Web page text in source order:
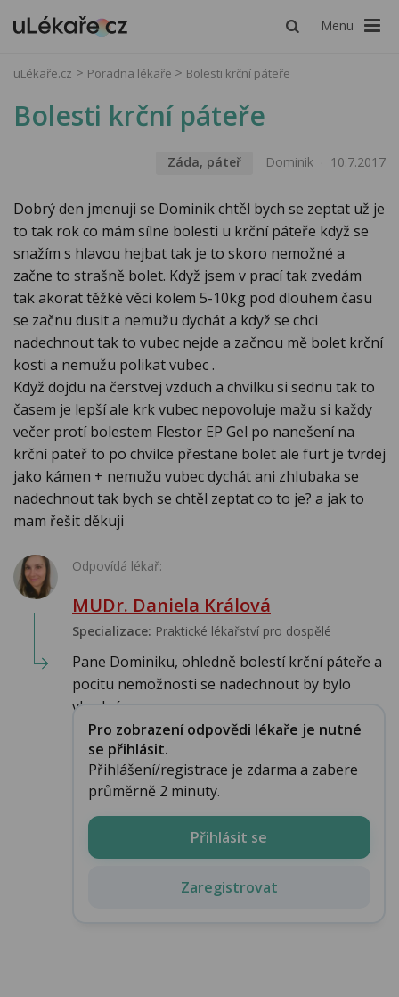
Menu
uLékaře.cz Poradna lékaře Bolesti krční páteře
Bolesti krční páteře
Záda, páteř Dominik 10.7.2017
Dobrý den jmenuji se Dominik chtěl bych se zeptat už je
to tak rok co mám sílne bolesti u krční páteře když se
snažím s hlavou hejbat tak je to skoro nemožné a
začne to strašně bolet. Když jsem v prací tak zvedám
tak akorat těžké věci kolem 5-10kg pod dlouhem času
se začnu dusit a nemužu dychát a když se chci
nadechnout tak to vubec nejde a začnou mě bolet krční
kosti a nemužu polikat vubec .
Když dojdu na čerstvej vzduch a chvilku si sednu tak to
časem je lepší ale krk vubec nepovoluje mažu si každy
večer protí bolestem Flestor EP Gel po nanešení na
krční pateř to po chvilce přestane bolet ale furt je tvrdej
jako kámen + nemužu vubec dychát ani zhlubaka se
nadechnout tak bych se chtěl zeptat co to je? a jak to
mam řešit děkuji
Odpovídá lékař:
MUDr. Daniela Králová
Specializace: Praktické lékařství pro dospělé
Pane Dominiku, ohledně bolestí krční páteře a
pocitu nemožnosti se nadechnout by bylo
vhodné...
Pro zobrazení odpovědi lékaře je nutné
se přihlásit.
Přihlášení/registrace je zdarma a zabere
průměrně 2 minuty.
Přihlásit se
Zaregistrovat